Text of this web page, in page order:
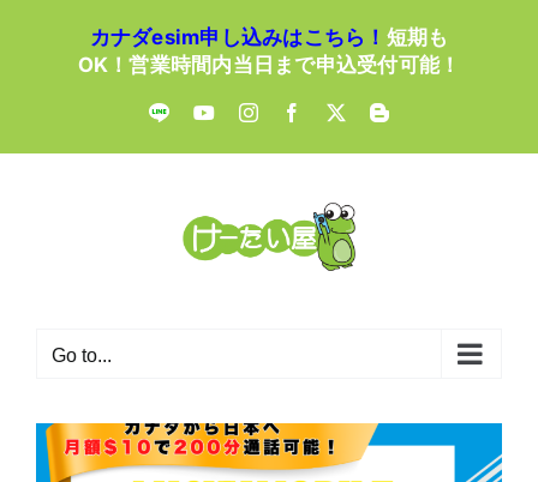
カナダesim申し込みはこちら！ 短期も
OK！営業時間内当日まで申込受付可能！
LINE YouTubeInstagramFacebook
X Blogger
Go to...